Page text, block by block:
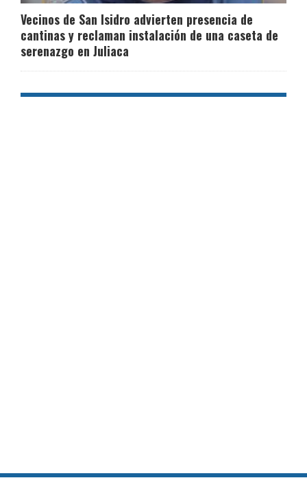
Vecinos de San Isidro advierten presencia de
cantinas y reclaman instalación de una caseta de
serenazgo en Juliaca